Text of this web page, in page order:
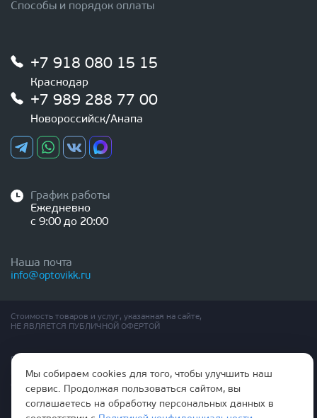
Способы и порядок оплаты
+7 918 080 15 15
Краснодар
+7 989 288 77 00
Новороссийск/Анапа
График работы
Ежедневно
с 9:00 до 20:00
Наша почта
info@optovikk.ru
Стоимость товаров и услуг, указанная на сайте,
НЕ ЯВЛЯЕТСЯ ПУБЛИЧНОЙ ОФЕРТОЙ
Правила эксплутации входных и межкомнатных дверей
Политика обработки персональных данных
Согласие на обработку персональных данных
Мы собираем cookies для того, чтобы улучшить наш
сервис. Продолжая пользоваться сайтом, вы
соглашаетесь на обработку персональных данных в